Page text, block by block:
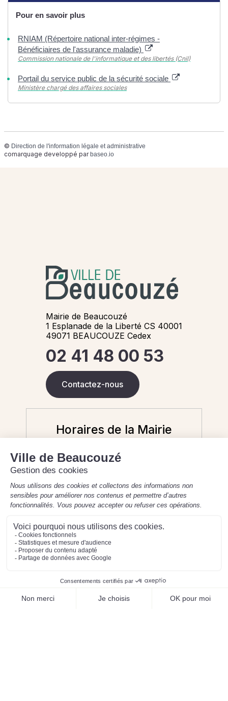
Pour en savoir plus
RNIAM (Répertoire national inter-régimes -
Bénéficiaires de l'assurance maladie)
Commission nationale de l'informatique et des libertés (Cnil)
Portail du service public de la sécurité sociale
Ministère chargé des affaires sociales
© Direction de l'information légale et administrative
comarquage developpé par baseo.io
Mairie de Beaucouzé
1 Esplanade de la Liberté CS 40001
49071 BEAUCOUZE Cedex
02 41 48 00 53
Contactez-nous
Horaires de la Mairie